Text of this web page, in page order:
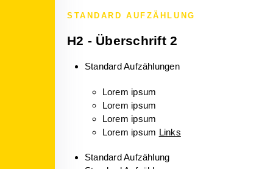
STANDARD AUFZÄHLUNG
H2 - Überschrift 2
Standard Aufzählungen
Lorem ipsum
Lorem ipsum
Lorem ipsum
Lorem ipsum Links
Standard Aufzählung